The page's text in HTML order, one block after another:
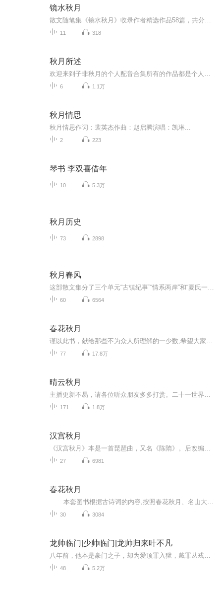
镜水秋月
11 318
秋月所述
6 1.1万
秋月情思
秋月情思作词：裴英杰作曲：赵启腾演唱：凯琳...
2 223
琴书 李双喜借年
10 5.3万
秋月历史
73 2898
秋月春风
60 6564
春花秋月
77 17.8万
晴云秋月
171 1.8万
汉宫秋月
27 6981
春花秋月
30 3084
龙帅临门|少帅临门|龙帅归来叶不凡
48 5.2万